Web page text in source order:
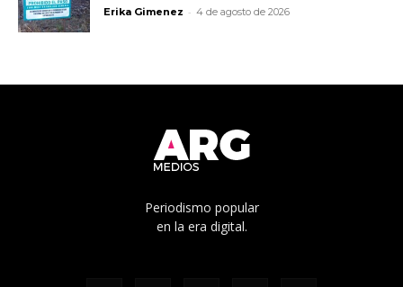
Erika Gimenez - 4 de agosto de 2026
Periodismo popular
en la era digital.